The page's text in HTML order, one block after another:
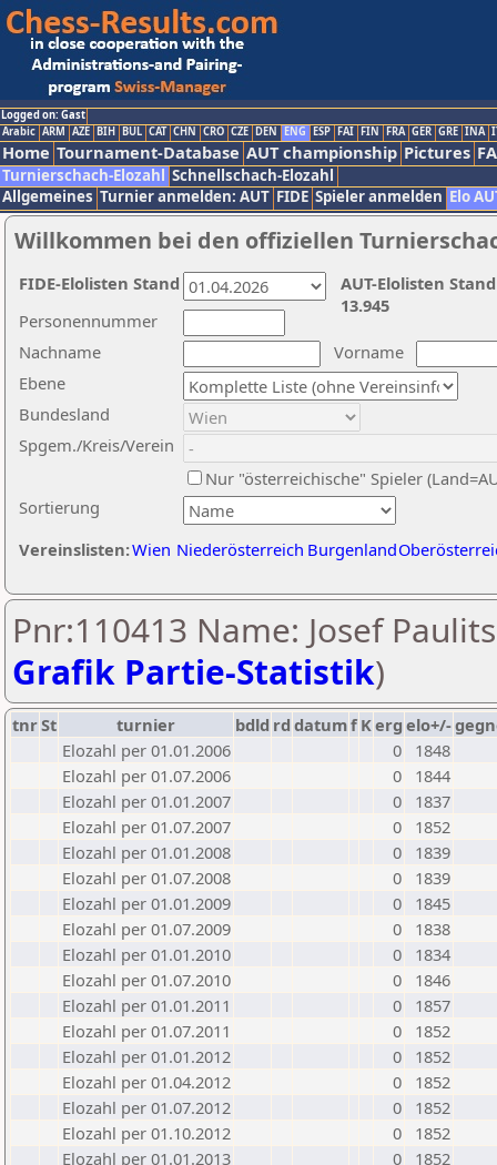
Logged on: Gast
Arabic ARM AZE BIH BUL CAT CHN CRO CZE DEN ENG ESP FAI FIN FRA GER GRE INA
Home Tournament-Database AUT championship Pictures
Turnierschach-Elozahl Schnellschach-Elozahl
Allgemeines Turnier anmelden: AUT FIDE Spieler anmelden Elo
Willkommen bei den offiziellen
Nachname
Vorname
Ebene
Sortierung
Personennummer
Bundesland
Spgem./Kreis/Verein
Nur "österreichische" Spieler
Vereinslisten:Wien Niederösterreich Burgenland
AUT-Elolisten
13.945
FIDE-Elolisten Stand
Pnr:110413 Name: Josef
Grafik Partie-Statistik)
tnrSt turnier bdld rd datumf Kerg elo+/-
Elozahl per 01.01.2006
0
1848
Elozahl per 01.07.2006
0
1844
Elozahl per 01.01.2007
0
1837
Elozahl per 01.07.2007
0
1852
Elozahl per 01.01.2008
0
1839
Elozahl per 01.07.2008
0
1839
Elozahl per 01.01.2009
0
1845
Elozahl per 01.07.2009
0
1838
Elozahl per 01.01.2010
0
1834
Elozahl per 01.07.2010
0
1846
Elozahl per 01.01.2011
0
1857
Elozahl per 01.07.2011
0
1852
Elozahl per 01.01.2012
0
1852
Elozahl per 01.04.2012
0
1852
Elozahl per 01.07.2012
0
1852
Elozahl per 01.10.2012
0
1852
Elozahl per 01.01.2013
0
1852